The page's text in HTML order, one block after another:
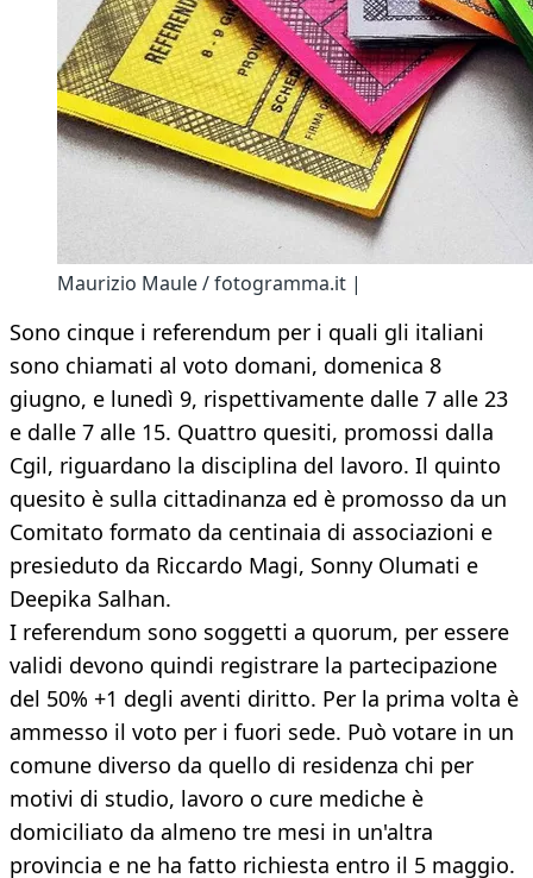
Maurizio Maule / fotogramma.it |
Sono cinque i referendum per i quali gli italiani
sono chiamati al voto domani, domenica 8
giugno, e lunedì 9, rispettivamente dalle 7 alle 23
e dalle 7 alle 15. Quattro quesiti, promossi dalla
Cgil, riguardano la disciplina del lavoro. Il quinto
quesito è sulla cittadinanza ed è promosso da un
Comitato formato da centinaia di associazioni e
presieduto da Riccardo Magi, Sonny Olumati e
Deepika Salhan.
I referendum sono soggetti a quorum, per essere
validi devono quindi registrare la partecipazione
del 50% +1 degli aventi diritto. Per la prima volta è
ammesso il voto per i fuori sede. Può votare in un
comune diverso da quello di residenza chi per
motivi di studio, lavoro o cure mediche è
domiciliato da almeno tre mesi in un'altra
provincia e ne ha fatto richiesta entro il 5 maggio.